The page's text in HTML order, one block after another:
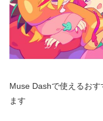
Muse Dashで使えるお
ます